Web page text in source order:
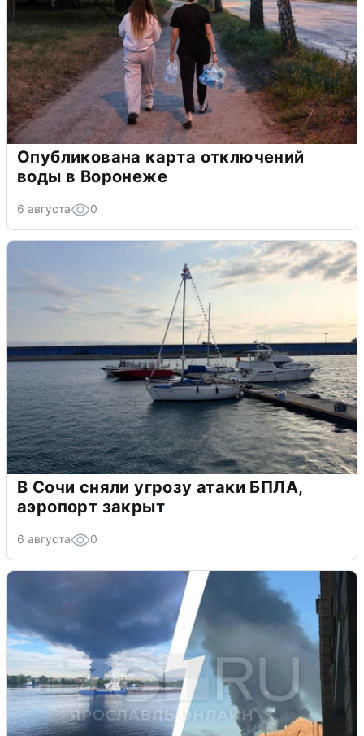
Опубликована карта отключений
воды в Воронеже
6 августа 0
В Сочи сняли угрозу атаки БПЛА,
аэропорт закрыт
6 августа 0